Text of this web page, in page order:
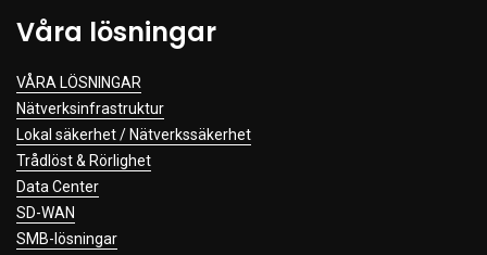
Våra lösningar
VÅRA LÖSNINGAR
Nätverksinfrastruktur
Lokal säkerhet / Nätverkssäkerhet
Trådlöst & Rörlighet
Data Center
SD-WAN
SMB-lösningar